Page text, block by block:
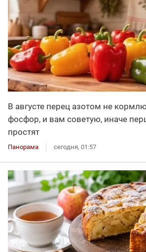
В августе перец азотом не
фосфор, и вам советую, иначе
простят
Панорама сегодня, 01:57